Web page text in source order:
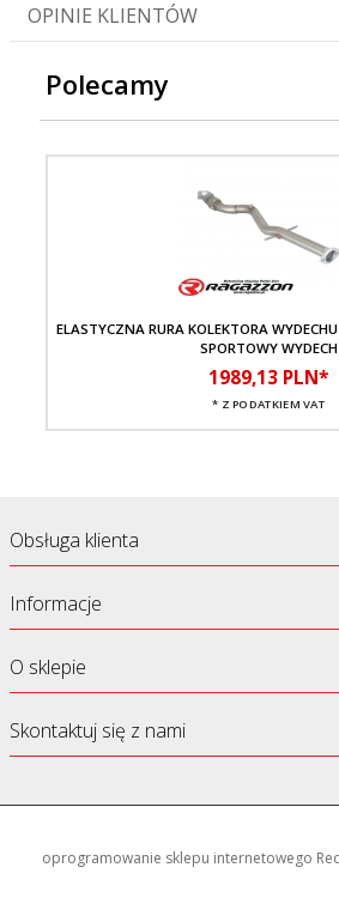
OPINIE KLIENTÓW
Polecamy
ELASTYCZNA RURA KOLEKTORA
SPORTOWY WYDECH
1989,13 PLN*
* Z PODATKIEM VAT
Obsługa klienta
Informacje
O sklepie
Skontaktuj się z nami
oprogramowanie sklepu internetowego